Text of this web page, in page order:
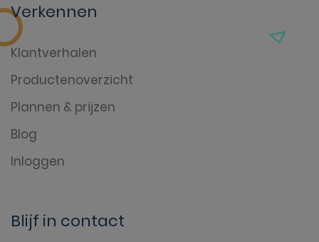
Verkennen
Klantverhalen
Productenoverzicht
Plannen & prijzen
Blog
Inloggen
Blijf in contact